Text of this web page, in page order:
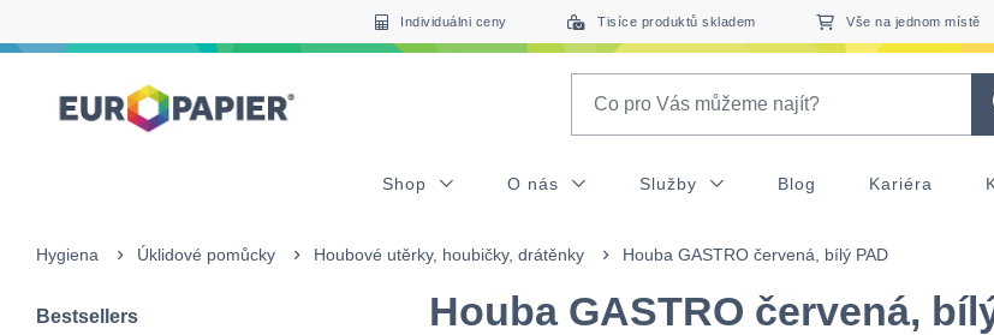
Individuálni ceny Tisíce produktů skladem Vše na jednom místě
Shop O nás Služby Blog Kariéra
Hygiena Úklidové pomůcky Houbové utěrky, houbičky, drátěnky Houba GASTRO červená, bílý PAD
Bestsellers Houba GASTRO červená,